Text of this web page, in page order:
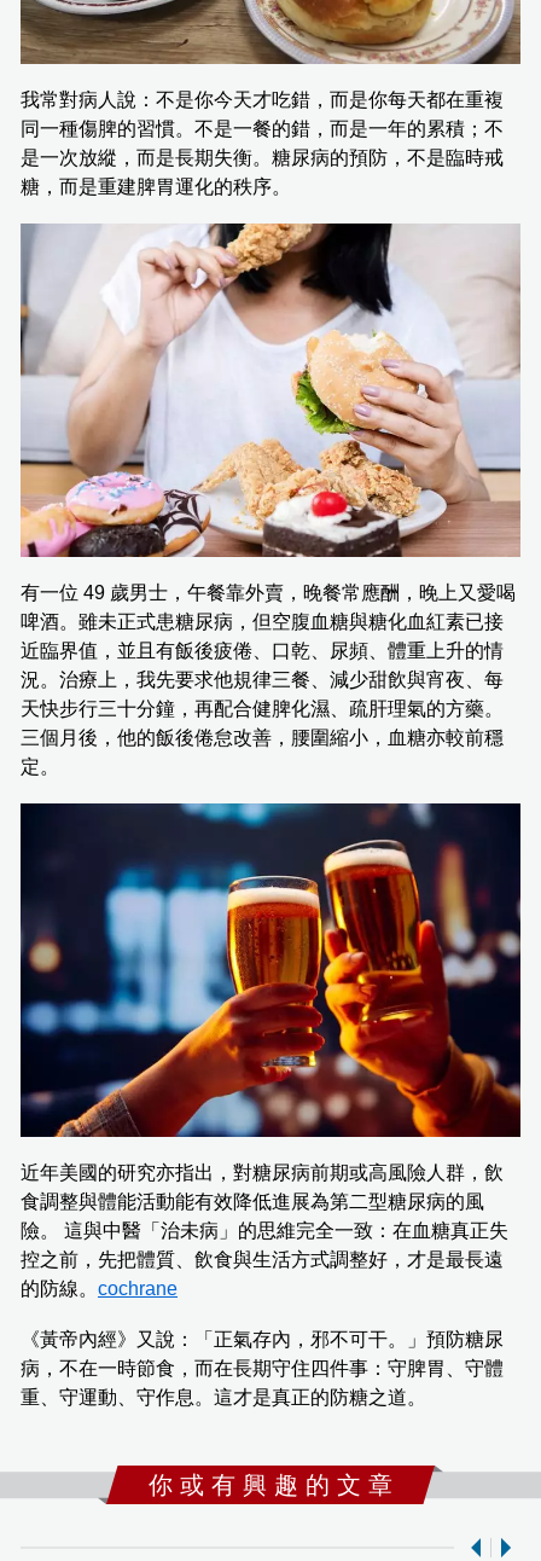
我常對病人說：不是你今天才吃錯，而是你每天都在重複
同一種傷脾的習慣。不是一餐的錯，而是一年的累積；不
是一次放縱，而是長期失衡。糖尿病的預防，不是臨時戒
糖，而是重建脾胃運化的秩序。
有一位 49 歲男士，午餐靠外賣，晚餐常應酬，晚上又愛喝
啤酒。雖未正式患糖尿病，但空腹血糖與糖化血紅素已接
近臨界值，並且有飯後疲倦、口乾、尿頻、體重上升的情
況。治療上，我先要求他規律三餐、減少甜飲與宵夜、每
天快步行三十分鐘，再配合健脾化濕、疏肝理氣的方藥。
三個月後，他的飯後倦怠改善，腰圍縮小，血糖亦較前穩
定。
近年美國的研究亦指出，對糖尿病前期或高風險人群，飲
食調整與體能活動能有效降低進展為第二型糖尿病的風
險。 這與中醫「治未病」的思維完全一致：在血糖真正失
控之前，先把體質、飲食與生活方式調整好，才是最長遠
的防線。 cochrane
《黃帝內經》又說：「正氣存內，邪不可干。」預防糖尿
病，不在一時節食，而在長期守住四件事：守脾胃、守體
重、守運動、守作息。這才是真正的防糖之道。
你 或 有 興 趣 的 文 章